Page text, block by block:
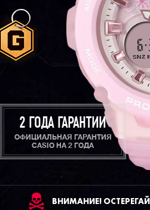
2 ГОДА ГАРАНТИИ
ОФИЦИАЛЬНАЯ ГАРАНТИЯ
CASIO НА 2 ГОДА
ВНИМАНИЕ!